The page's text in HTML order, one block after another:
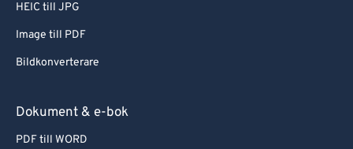
HEIC till JPG
Image till PDF
Bildkonverterare
Dokument & e-bok
PDF till WORD